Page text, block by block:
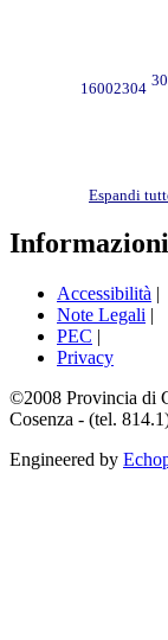
16002304
Espandi
Accessibilità |
Note Legali |
PEC |
Privacy
©2008 Provincia di
Cosenza - (tel.
Engineered by